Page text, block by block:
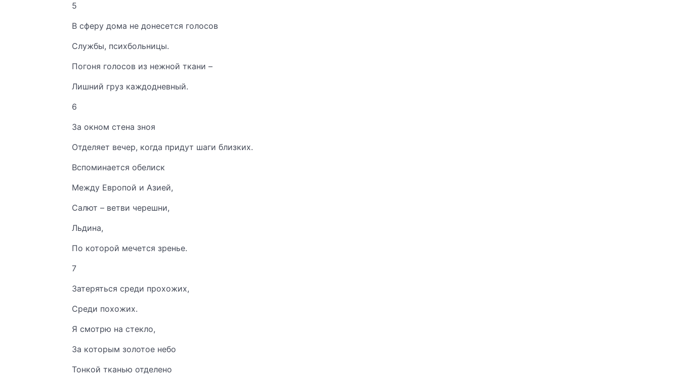
5
В сферу дома не донесется голосов
Службы, психбольницы.
Погоня голосов из нежной ткани –
Лишний груз каждодневный.
6
За окном стена зноя
Отделяет вечер, когда придут шаги близких.
Вспоминается обелиск
Между Европой и Азией,
Салют – ветви черешни,
Льдина,
По которой мечется зренье.
7
Затеряться среди прохожих,
Среди похожих.
Я смотрю на стекло,
За которым золотое небо
Тонкой тканью отделено